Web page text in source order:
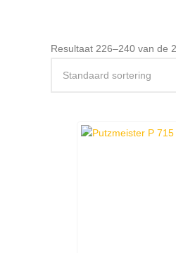
Resultaat 226–240 van de